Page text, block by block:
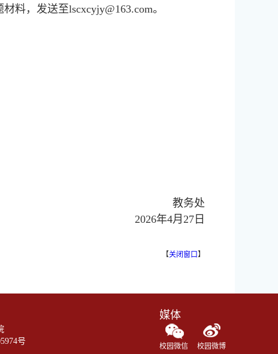
料，发送至lscxcyjy@163.com。
教务处
2026年4月27日
【关闭窗口】
号
媒体
校园微信 校园微博